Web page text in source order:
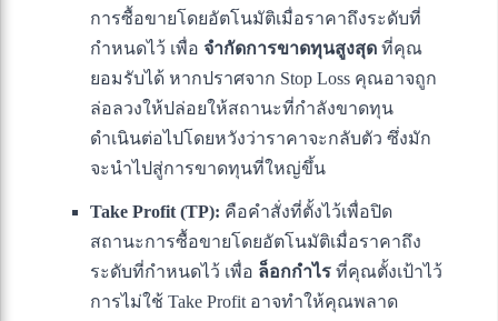
การซื้อขายโดยอัตโนมัติเมื่อราคาถึงระดับที่
กำหนดไว้ เพื่อ จำกัดการขาดทุนสูงสุด ที่คุณ
ยอมรับได้ หากปราศจาก Stop Loss คุณอาจถูก
ล่อลวงให้ปล่อยให้สถานะที่กำลังขาดทุน
ดำเนินต่อไปโดยหวังว่าราคาจะกลับตัว ซึ่งมัก
จะนำไปสู่การขาดทุนที่ใหญ่ขึ้น
Take Profit (TP): คือคำสั่งที่ตั้งไว้เพื่อปิด
สถานะการซื้อขายโดยอัตโนมัติเมื่อราคาถึง
ระดับที่กำหนดไว้ เพื่อ ล็อกกำไร ที่คุณตั้งเป้าไว้
การไม่ใช้ Take Profit อาจทำให้คุณพลาด